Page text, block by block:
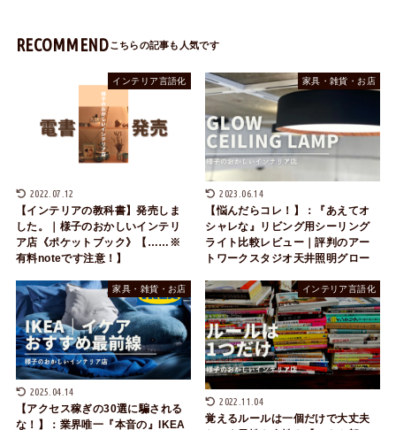
RECOMMEND
インテリア言語化
2022.07.12
【インテリアの教科書】発売しま
した。｜様子のおかしいインテリ
ア店《ポケットブック》【……※
有料noteです注意！】
家具・雑貨・お店
2023.06.14
【悩んだらコレ！】：『あえてオ
シャレな』リビング用シーリング
ライト比較レビュー｜評判のアー
トワークスタジオ天井照明グロー
家具・雑貨・お店
2025.04.14
【アクセス稼ぎの30選に騙される
な！】：業界唯一『本音の』IKEA
インテリア言語化
2022.11.04
覚えるルールは一個だけで大丈夫